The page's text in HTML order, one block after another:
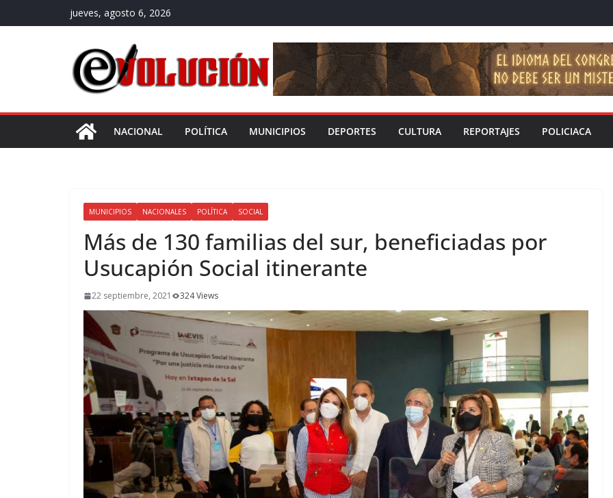
al
jueves, agosto 6, 2026
NACIONAL POLÍTICA MUNICIPIOS DEPORTES CULTURA REPORTAJES POLICIACA
MUNICIPIOS NACIONALES POLÍTICA SOCIAL
Más de 130 familias del sur, beneficiadas por
Usucapión Social itinerante
22 septiembre, 2021 324 Views